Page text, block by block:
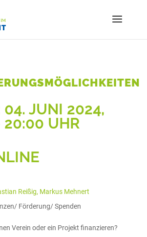
04. JUNI 2024,
20:00 UHR
Reißig, Markus Mehnert
Förderung/ Spenden
Verein oder ein Projekt finanzieren?